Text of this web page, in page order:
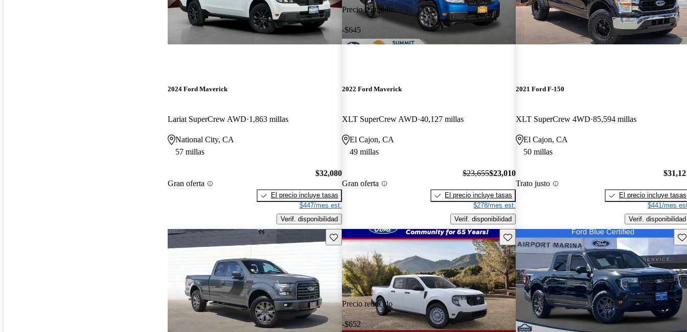
2024 Ford Maverick
Lariat SuperCrew AWD 1,863 millas
National City, CA
57 millas
Gran oferta
$32,080
El precio incluye tasas
$447/mes est.
Verif. disponibilidad
Precio reducido
-$645
2022 Ford Maverick
XLT SuperCrew AWD 40,127 millas
El Cajon, CA
49 millas
Gran oferta
$23,655$23,010
El precio incluye tasas
$278/mes est.
Verif. disponibilidad
2021 Ford F-150
XLT SuperCrew 4WD 85,594 millas
El Cajon, CA
50 millas
Trato justo
El precio incluye tasas
$441/mes
Verif. disponibilidad
Guarda este Aviso
Precio reducido
-$652
Guarda este Aviso